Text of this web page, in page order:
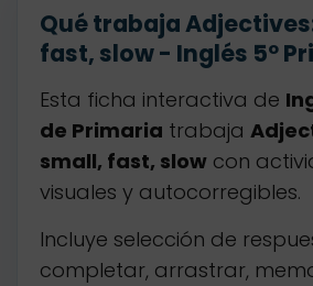
Qué trabaja
fast, slow - Inglés 5º
Esta ficha interactiva de
de Primaria trabaja
small, fast, slow con
visuales y autocorregibles.
Incluye selección de
completar, arrastrar,